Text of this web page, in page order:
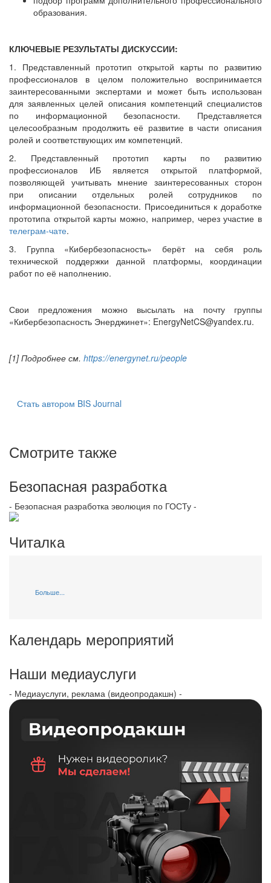
образования.
КЛЮЧЕВЫЕ РЕЗУЛЬТАТЫ ДИСКУССИИ:
1. Представленный прототип открытой карты по развитию
профессионалов в целом положительно воспринимается
заинтересованными экспертами и может быть использован
для заявленных целей описания компетенций специалистов
по информационной безопасности. Представляется
целесообразным продолжить её развитие в части описания
ролей и соответствующих им компетенций.
2. Представленный прототип карты по развитию
профессионалов ИБ является открытой платформой,
позволяющей учитывать мнение заинтересованных сторон
при описании отдельных ролей сотрудников по
информационной безопасности. Присоединиться к доработке
прототипа открытой карты можно, например, через участие в
телеграм-чате.
3. Группа «Кибербезопасность» берёт на себя роль
технической поддержки данной платформы, координации
работ по её наполнению.
Свои предложения можно высылать на почту группы
«Кибербезопасность Энерджинет»: EnergyNetCS@yandex.ru.
[1] Подробнее см. https://energynet.ru/people
Стать автором BIS Journal
Смотрите также
Безопасная разработка
- Безопасная разработка эволюция по ГОСТу -
Читалка
Больше...
Календарь мероприятий
Наши медиауслуги
- Медиауслуги, реклама (видеопродакшн) -